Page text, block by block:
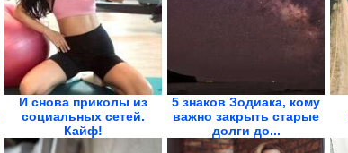
И снова приколы из
социальных сетей.
Кайф!
5 знаков Зодиака, кому
важно закрыть старые
долги до...